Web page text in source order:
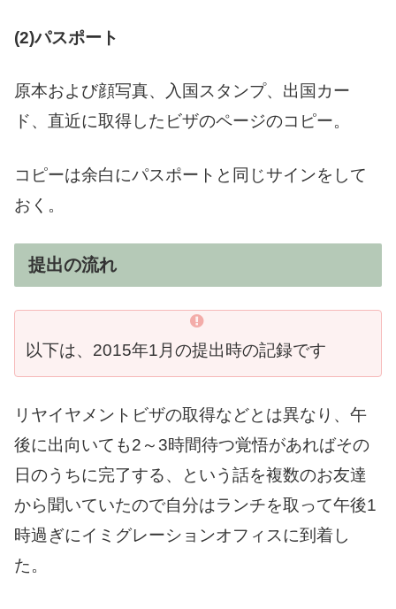
(2)パスポート
原本および顔写真、入国スタンプ、出国カー
ド、直近に取得したビザのページのコピー。
コピーは余白にパスポートと同じサインをして
おく。
提出の流れ
以下は、2015年1月の提出時の記録です
リヤイヤメントビザの取得などとは異なり、午
後に出向いても2～3時間待つ覚悟があればその
日のうちに完了する、という話を複数のお友達
から聞いていたので自分はランチを取って午後1
時過ぎにイミグレーションオフィスに到着し
た。